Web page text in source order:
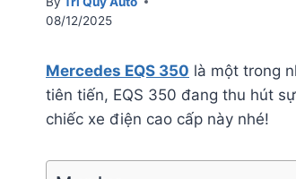
08/12/2025
Mercedes EQS 350 là một trong
tiên tiến, EQS 350 đang thu hút
chiếc xe điện cao cấp này nhé!